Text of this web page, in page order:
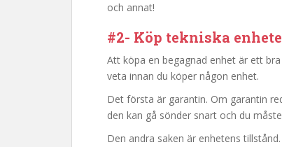
och annat!
#2- Köp tekniska
Att köpa en begagnad enhet är ett
veta innan du köper någon enhet.
Det första är garantin. Om garantin
den kan gå sönder snart och du
Den andra saken är enhetens